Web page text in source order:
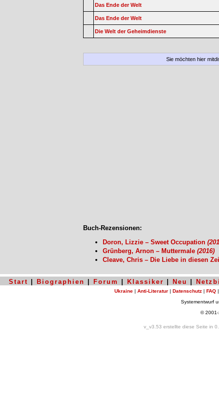
Das Ende der Welt
Das Ende der Welt
Die Welt der Geheimdienste
Sie möchten hier
Buch-Rezensionen:
Doron, Lizzie – Sweet Occupation
Grünberg, Arnon – Muttermale (2016)
Cleave, Chris – Die Liebe in diesen
Start Biographien Forum Klassiker Neu
Ukraine | Anti-Literatur | Datenschutz | FAQ
Systementwurf
©
v_v3.53 erstellte diese Seite in